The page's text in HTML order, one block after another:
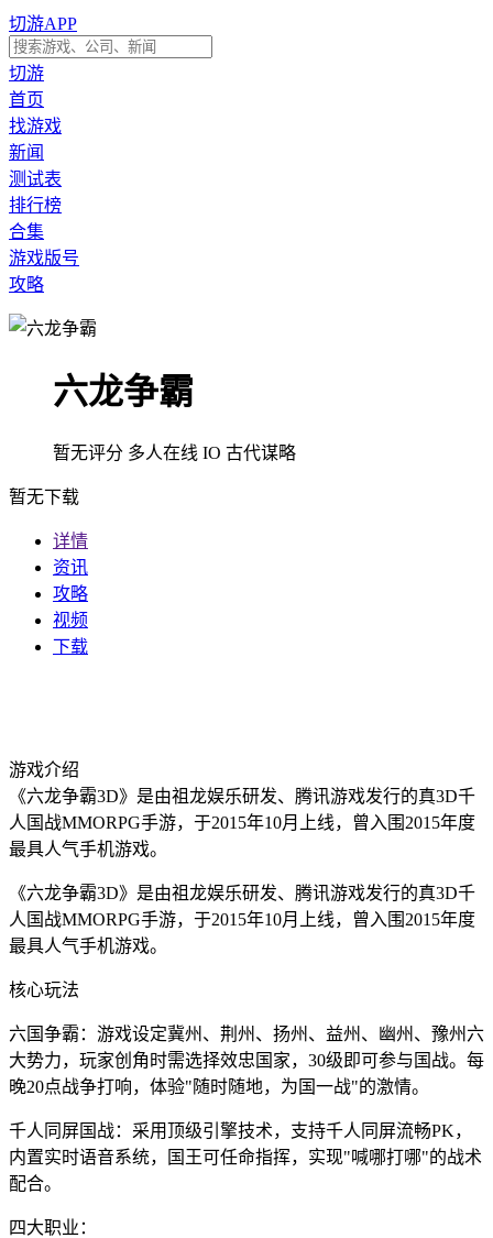
切游APP
切游
首页
找游戏
新闻
测试表
排行榜
合集
游戏版号
攻略
六龙争霸
暂无评分 多人在线 IO 古代谋略
暂无下载
详情
资讯
攻略
视频
下载
游戏介绍
《六龙争霸3D》是由祖龙娱乐研发、腾讯游戏发行的真3D千
人国战MMORPG手游，于2015年10月上线，曾入围2015年度
最具人气手机游戏。
《六龙争霸3D》是由祖龙娱乐研发、腾讯游戏发行的真3D千
人国战MMORPG手游，于2015年10月上线，曾入围2015年度
最具人气手机游戏。
核心玩法
六国争霸：游戏设定冀州、荆州、扬州、益州、幽州、豫州六
大势力，玩家创角时需选择效忠国家，30级即可参与国战。每
晚20点战争打响，体验"随时随地，为国一战"的激情。
千人同屏国战：采用顶级引擎技术，支持千人同屏流畅PK，
内置实时语音系统，国王可任命指挥，实现"喊哪打哪"的战术
配合。
四大职业：